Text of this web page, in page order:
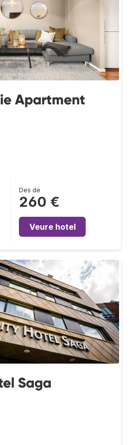
Apartment
Des de
260 €
Veure hotel
Saga